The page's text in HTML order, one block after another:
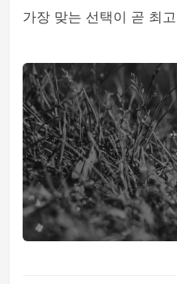
가장 맞는 선택이 곧 최